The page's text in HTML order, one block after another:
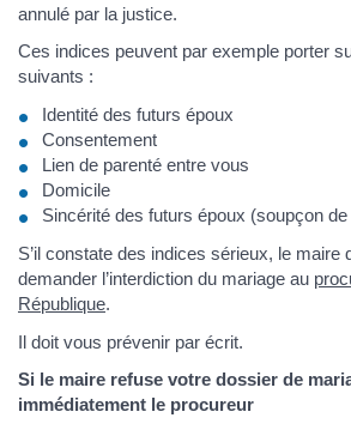
annulé par la justice.
Ces indices peuvent par exemple porter
suivants :
Identité des futurs époux
Consentement
Lien de parenté entre vous
Domicile
Sincérité des futurs époux (soupçon de
S’il constate des indices sérieux, le maire
demander l’interdiction du mariage au
République.
Il doit vous prévenir par écrit.
Si le maire refuse votre dossier de
immédiatement le procureur